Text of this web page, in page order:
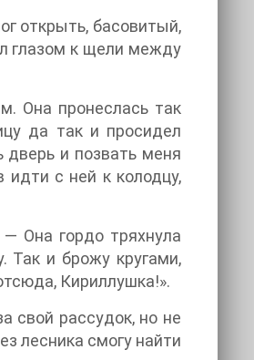
открыть, басовитый,
глазом к щели между
Она пронеслась так
да так и просидел
дверь и позвать меня
идти с ней к колодцу,
Она гордо тряхнула
Так и брожу кругами,
Кириллушка!».
свой рассудок, но не
лесника смогу найти